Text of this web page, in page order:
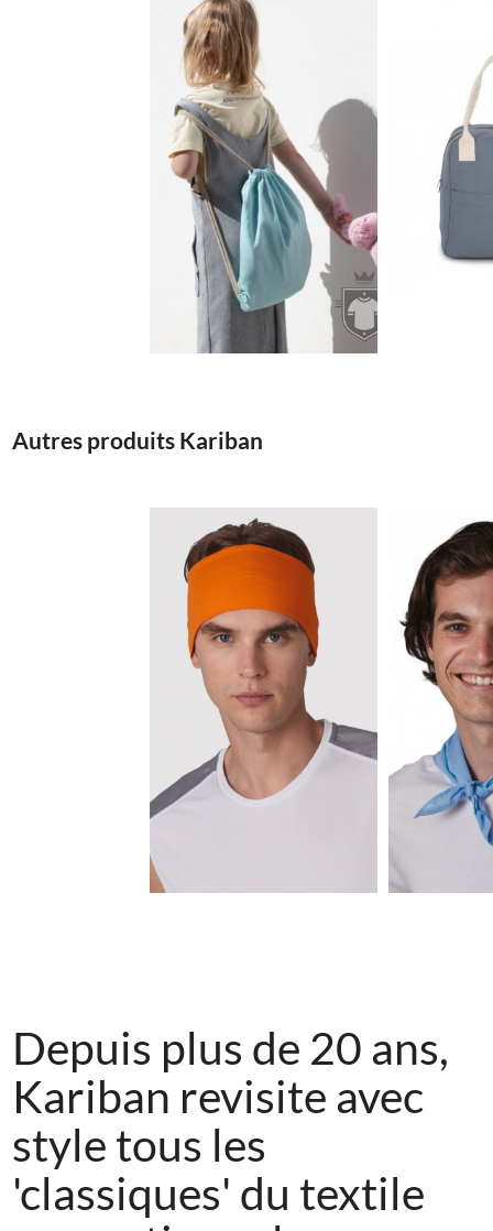
2.15€
Autres produits Kariban
Depuis plus de 20 ans,
Kariban revisite avec
style tous les
'classiques' du textile